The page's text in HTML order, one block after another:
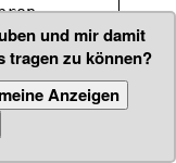
-
i",$doc))
und mir damit
tragen zu können?
Anzeigen